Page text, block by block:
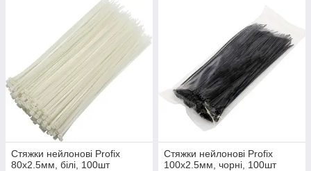
Стяжки нейлонові Profix
80х2.5мм, білі, 100шт
Стяжки нейлонові Profix
100х2.5мм, чорні, 100шт